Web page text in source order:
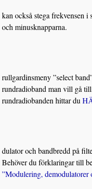
kan också stega frekvensen
och minusknapparna.
rullgardinsmeny ”select
rundradioband man vill gå
rundradiobanden hittar du
dulator och bandbredd på
Behöver du förklaringar till
”Modulering, demodulatorer